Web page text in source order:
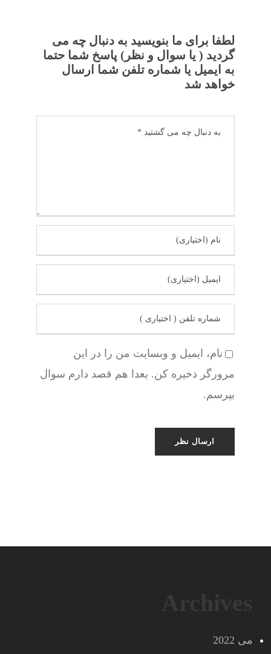
لطفا برای ما بنویسید به دنبال چه می
گردید ( یا سوال و نظر) پاسخ شما حتما
به ایمیل یا شماره تلفن شما ارسال
خواهد شد
نام، ایمیل و وبسایت من را در این
مرورگر ذخیره کن. بعدا هم قصد دارم سوال
بپرسم.
می 2022